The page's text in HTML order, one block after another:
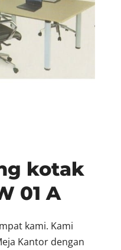
kotak
01 A
kami. Kami
Kantor dengan